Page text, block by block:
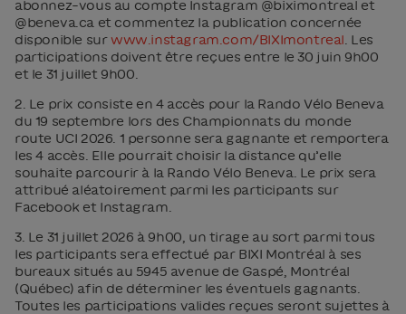
abonnez-vous au compte Instagram @biximontreal et
@beneva.ca et commentez la publication concernée
disponible sur www.instagram.com/BIXImontreal . Les
participations doivent être reçues entre le 30 juin 9h00
et le 31 juillet 9h00.
2. Le prix consiste en 4 accès pour la Rando Vélo Beneva
du 19 septembre lors des Championnats du monde
route UCI 2026. 1 personne sera gagnante et remportera
les 4 accès. Elle pourrait choisir la distance qu’elle
souhaite parcourir à la Rando Vélo Beneva. Le prix sera
attribué aléatoirement parmi les participants sur
Facebook et Instagram.
3. Le 31 juillet 2026 à 9h00, un tirage au sort parmi tous
les participants sera effectué par BIXI Montréal à ses
bureaux situés au 5945 avenue de Gaspé, Montréal
(Québec) afin de déterminer les éventuels gagnants.
Toutes les participations valides reçues seront sujettes à